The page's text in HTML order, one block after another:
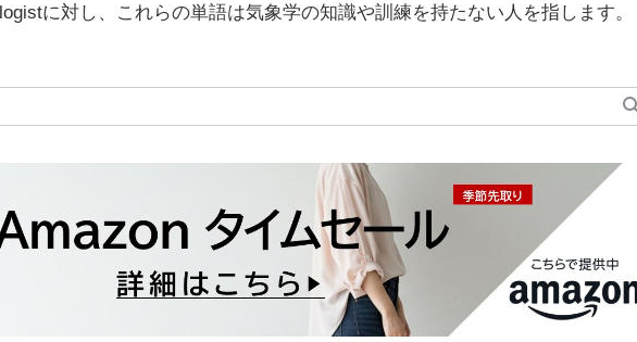
に対し、これらの単語は気象学の知識や訓練を持たない人を指します。